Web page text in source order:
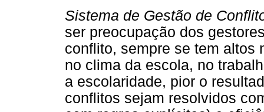
Sistema de Gestão de
ser preocupação dos
conflito, sempre se tem altos
no clima da escola, no
a escolaridade, pior o
conflitos sejam resolvidos